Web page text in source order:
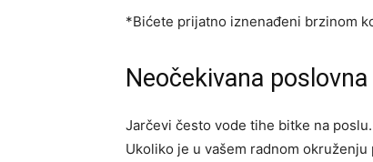
*Bićete prijatno iznenađeni brzinom
Neočekivana
Jarčevi često vode tihe bitke na
Ukoliko je u vašem radnom